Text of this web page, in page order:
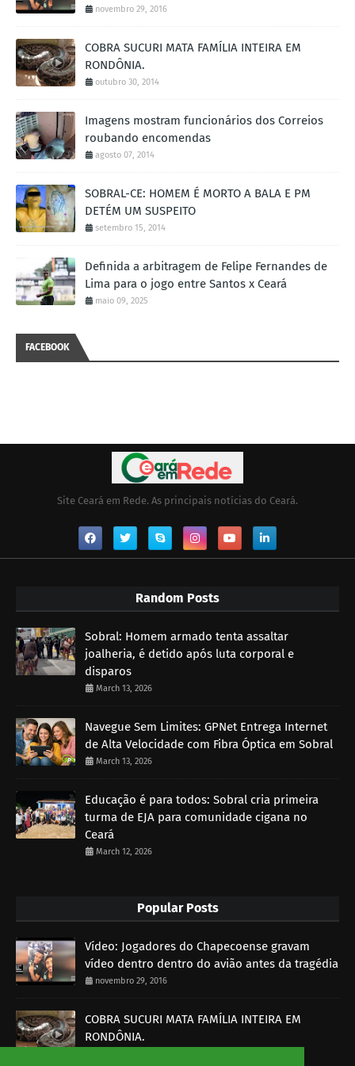
novembro 29, 2016
COBRA SUCURI MATA FAMÍLIA INTEIRA EM
RONDÔNIA.
outubro 30, 2014
Imagens mostram funcionários dos Correios
roubando encomendas
agosto 07, 2014
SOBRAL-CE: HOMEM É MORTO A BALA E PM
DETÉM UM SUSPEITO
setembro 15, 2014
Definida a arbitragem de Felipe Fernandes de
Lima para o jogo entre Santos x Ceará
maio 09, 2025
FACEBOOK
Site Ceará em Rede. As principais notícias do Ceará.
Random Posts
Sobral: Homem armado tenta assaltar
joalheria, é detido após luta corporal e
disparos
March 13, 2026
Navegue Sem Limites: GPNet Entrega Internet
de Alta Velocidade com Fibra Óptica em Sobral
March 13, 2026
Educação é para todos: Sobral cria primeira
turma de EJA para comunidade cigana no
Ceará
March 12, 2026
Popular Posts
Vídeo: Jogadores do Chapecoense gravam
vídeo dentro dentro do avião antes da tragédia
novembro 29, 2016
COBRA SUCURI MATA FAMÍLIA INTEIRA EM
RONDÔNIA.